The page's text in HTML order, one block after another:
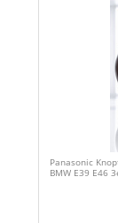
Panasonic
BMW E39 E46